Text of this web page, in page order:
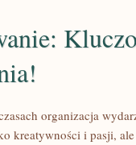
organizacja
kreatywności i pasji,